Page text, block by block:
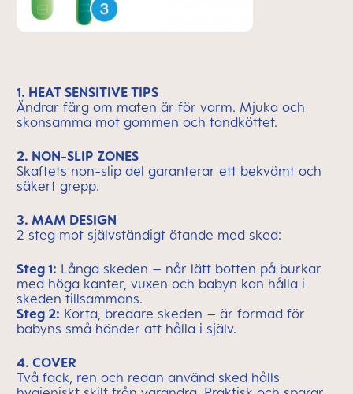
1. HEAT SENSITIVE TIPS
Ändrar färg om maten är för varm. Mjuka och
skonsamma mot gommen och tandköttet.
2. NON-SLIP ZONES
Skaftets non-slip del garanterar ett bekvämt och
säkert grepp.
3. MAM DESIGN
2 steg mot självständigt ätande med sked:
Steg 1: Långa skeden – når lätt botten på burkar
med höga kanter, vuxen och babyn kan hålla i
skeden tillsammans.
Steg 2: Korta, bredare skeden – är formad för
babyns små händer att hålla i själv.
4. COVER
Två fack, ren och redan använd sked hålls